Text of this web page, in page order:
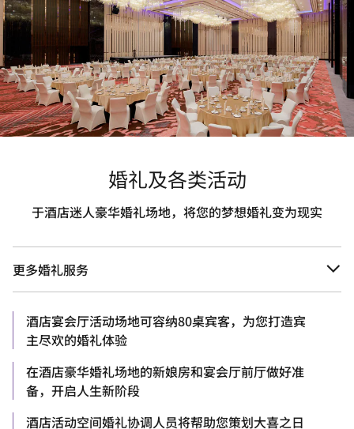
婚礼及各类活动
于酒店迷人豪华婚礼场地，将您的梦想婚礼变为现实
更多婚礼服务
酒店宴会厅活动场地可容纳80桌宾客，为您打造宾
主尽欢的婚礼体验
在酒店豪华婚礼场地的新娘房和宴会厅前厅做好准
备，开启人生新阶段
酒店活动空间婚礼协调人员将帮助您策划大喜之日